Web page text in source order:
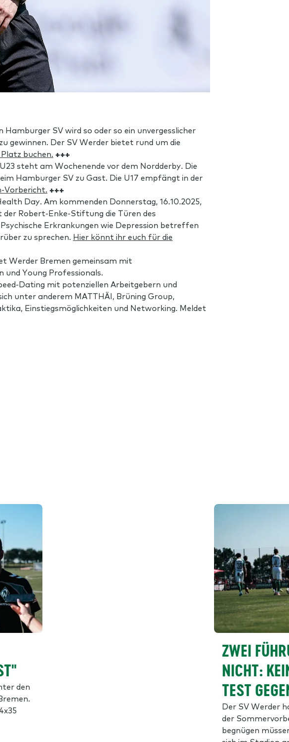
Hamburger SV wird so oder so ein unvergesslicher
gewinnen. Der SV Werder bietet rund um die
buchen. +++
steht am Wochenende vor dem Nordderby. Die
Hamburger SV zu Gast. Die U17 empfängt in der
Vorbericht. +++
Day. Am kommenden Donnerstag, 16.10.2025,
Robert-Enke-Stiftung die Türen des
Erkrankungen wie Depression betreffen
zu sprechen. Hier könnt ihr euch für die
Werder Bremen gemeinsam mit
Young Professionals.
Dating mit potenziellen Arbeitgebern und
unter anderem MATTHÄI, Brüning Group,
Einstiegsmöglichkeiten und Networking. Meldet
den
ZWEI
NICHT:
TEST
Der SV Werder
der
begnügen